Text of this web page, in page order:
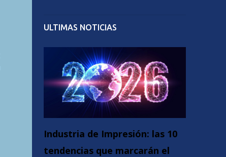
ULTIMAS NOTICIAS
Industria de Impresión: las 10
tendencias que marcarán el